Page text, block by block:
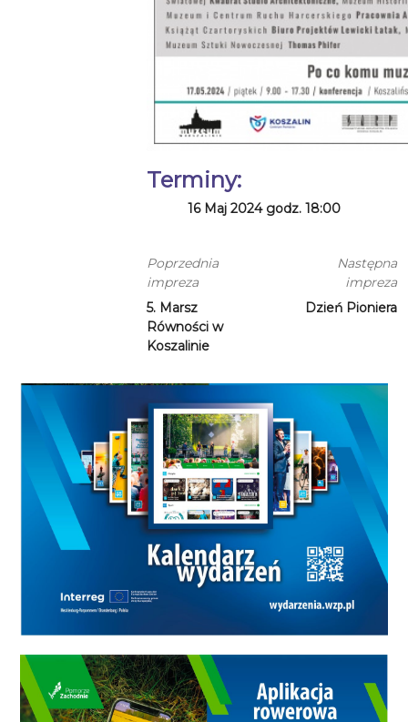
Terminy:
16 Maj 2024 godz. 18:00
Poprzednia
impreza
5. Marsz
Równości w
Koszalinie
Następna
impreza
Dzień Pioniera